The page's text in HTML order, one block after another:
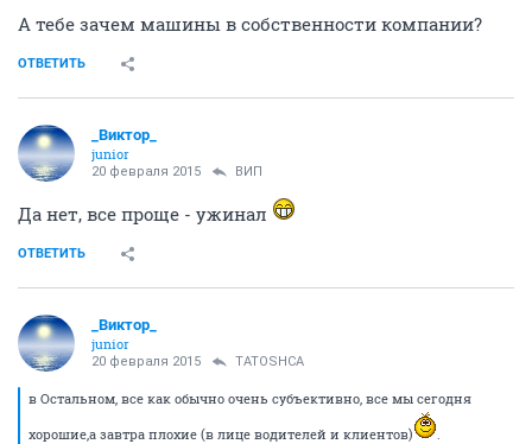
А тебе зачем машины в собственности компании?
ОТВЕТИТЬ
_Виктор_
juniоr
20 февраля 2015 ВИП
Да нет, все проще - ужинал
ОТВЕТИТЬ
_Виктор_
juniоr
20 февраля 2015 TATOSHCA
в Остальном, все как обычно очень субъективно, все мы сегодня
хорошие,а завтра плохие (в лице водителей и клиентов)
.